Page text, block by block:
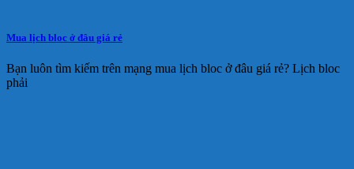
Mua lịch bloc ở đâu giá rẻ
Bạn luôn tìm kiếm trên mạng mua lịch bloc ở đâu giá rẻ? Lịch bloc
phải